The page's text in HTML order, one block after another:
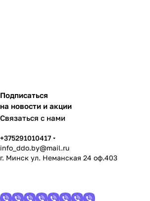
Подписаться
на новости и акции
Связаться с нами
+375291010417
info_ddo.by@mail.ru
г. Минск ул. Неманская 24 оф.403